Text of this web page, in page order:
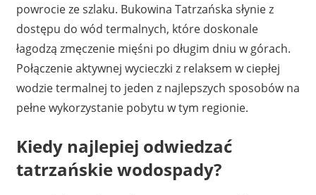
powrocie ze szlaku. Bukowina Tatrzańska słynie z
dostępu do wód termalnych, które doskonale
łagodzą zmęczenie mięśni po długim dniu w górach.
Połączenie aktywnej wycieczki z relaksem w ciepłej
wodzie termalnej to jeden z najlepszych sposobów na
pełne wykorzystanie pobytu w tym regionie.
Kiedy najlepiej odwiedzać
tatrzańskie wodospady?